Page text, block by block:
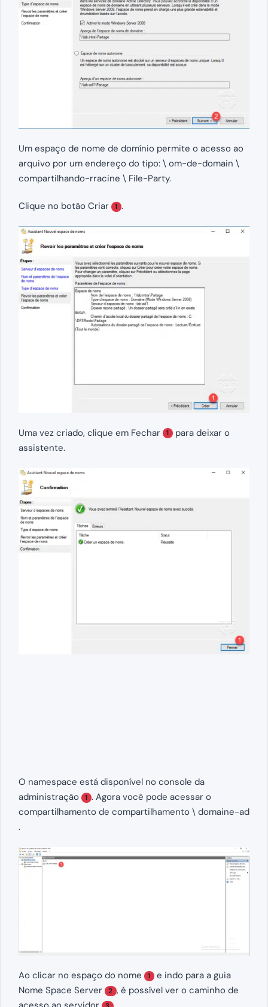
Um espaço de nome de domínio permite o acesso ao
arquivo por um endereço do tipo: \ om-de-domain \
compartilhando-rracine \ File-Party.
Clique no botão Criar 1 .
Uma vez criado, clique em Fechar 1 para deixar o
assistente.
O namespace está disponível no console da
administração
1 . Agora você pode acessar o
compartilhamento de compartilhamento \ domaine-ad
.
Ao clicar no espaço do nome 1 e indo para a guia
Nome Space Server
2 , é possível ver o caminho de